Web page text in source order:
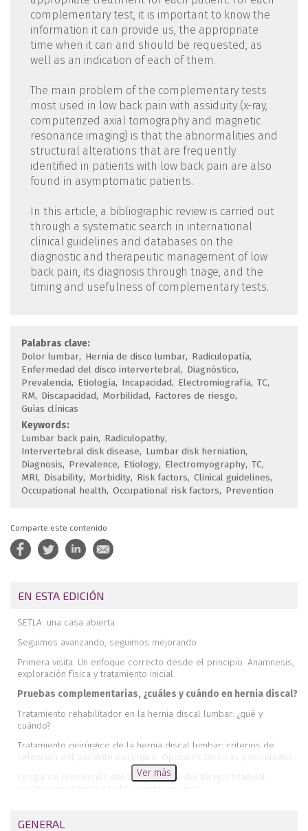
complementary test, it is important to know the
information it can provide us, the appropriate
time when it can and should be requested, as
well as an indication of each of them.
The main problem of the complementary tests
most used in low back pain with assiduity (x-ray,
computerized axial tomography and magnetic
resonance imaging) is that the abnormalities and
structural alterations that are frequently
identified in patients with low back pain are also
found in asymptomatic patients.
In this article, a bibliographic review is carried out
through a systematic search in international
clinical guidelines and databases on the
diagnostic and therapeutic management of low
back pain, its diagnosis through triage, and the
timing and usefulness of complementary tests.
Palabras clave:
Dolor lumbar Hernia de disco lumbar Radiculopatía
Enfermedad del disco intervertebral
Diagnóstico
Prevalencia Etiología Incapacidad Electromiografía TC
RM Discapacidad Morbilidad
Factores de riesgo
Guías clínicas
Keywords:
Lumbar back pain
Radiculopathy
Intervertebral disk disease
Lumbar disk herniation
Diagnosis
Prevalence Etiology Electromyography TC
MRI
Disability Morbidity Risk factors Clinical guidelines
Occupational health Occupational risk factors Prevention
Comparte este contenido
EN ESTA EDICIÓN
SETLA: una casa abierta
Seguimos avanzando, seguimos mejorando
Primera visita. Un enfoque correcto desde el principio. Anamnesis,
exploración física y tratamiento inicial
Pruebas complementarias, ¿cuáles y cuándo en hernia discal?
Tratamiento rehabilitador en la hernia discal lumbar: ¿qué y
cuándo?
Tratamiento quirúrgico de la hernia discal lumbar: criterios de
selección del paciente quirúrgico. Opciones técnicas y resultados
Cirugía de reinserción del tendón distal del bíceps braquial:
nuestra experiencia con la vía anterior única
con el implante Keep Walking®
Ver más
GENERAL